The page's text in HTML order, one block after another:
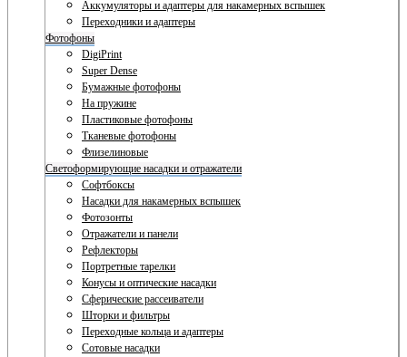
Аккумуляторы и адаптеры для накамерных вспышек
Переходники и адаптеры
Фотофоны
DigiPrint
Super Dense
Бумажные фотофоны
На пружине
Пластиковые фотофоны
Тканевые фотофоны
Флизелиновые
Светоформирующие насадки и отражатели
Софтбоксы
Насадки для накамерных вспышек
Фотозонты
Отражатели и панели
Рефлекторы
Портретные тарелки
Конусы и оптические насадки
Сферические рассеиватели
Шторки и фильтры
Переходные кольца и адаптеры
Сотовые насадки